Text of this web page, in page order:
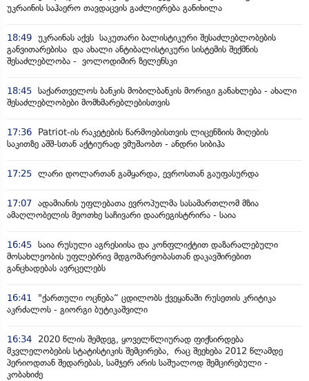
უკრაინის საჰაერო თავდაცვის გაძლიერება განიხილა
18:49 უკრაინას აქვს საკუთარი ბალისტიკური შესაძლებლობების
განვითარებისა და ახალი ანტიბალისტიკური სისტემის შექმნის
შესაძლებლობა - ვოლოდიმირ ზელენსკი
18:45 საქართველოს ბანკის მობილბანკის მორიგი განახლება - ახალი
შესაძლებლობები მომხმარებლებისთვის
17:36
Patriot-ის რაკეტების წარმოებისთვის ლიცენზიის მიღების
საკითზე აშშ-სთან აქტიურად ვმუშაობთ - ანდრი სიბიჰა
17:25 ლარი დოლართან გამყარდა, ევროსთან გაუფასურდა
17:07 ადამიანის უფლებათა ევროპულმა სასამართლომ მზია
ამაღლობელის მეოთხე საჩივარი დაარეგისტრირა - საია
16:45 საია რუსული აგრესიისა და კონფლიქტით დაზარალებული
მოსახლეობის უფლებრივ მდგომარეობასთან დაკავშირებით
განცხადებას ავრცელებს
16:41
"ქართული ოცნება“ ცდილობს ქვეყანაში რუსეთის კრიტიკა
აკრძალოს - გიორგი ბუტიკაშვილი
16:34
2020 წლის შემდეგ, ყოველწლიურად ფიქსირდება
მკვლელობების სტატისტიკის შემცირება, რაც შეეხება 2012 წლამდე
პერიოდთან შედარებას, სამჯერ არის საშუალოდ შემცირებული -
კობახიძე